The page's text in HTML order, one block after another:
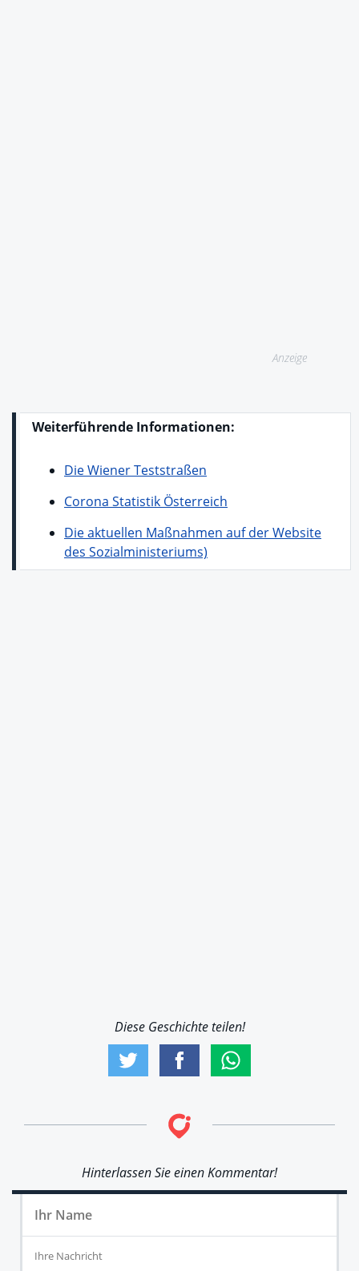
Anzeige
Weiterführende Informationen:
Die Wiener Teststraßen
Corona Statistik Österreich
Die aktuellen Maßnahmen auf der Website
des Sozialministeriums)
Diese Geschichte teilen!
Hinterlassen Sie einen Kommentar!